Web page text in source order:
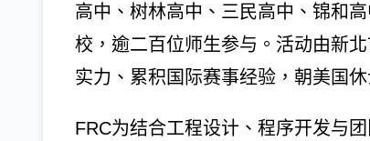
高中、树林高中、三民高中、锦和
校，逾二百位师生参与。活动由新
实力、累积国际赛事经验，朝美国
FRC为结合工程设计、程序开发与